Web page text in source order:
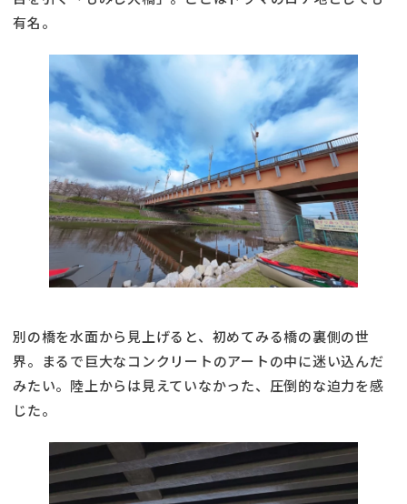
有名。
別の橋を水面から見上げると、初めてみる橋の裏側の世
界。まるで巨大なコンクリートのアートの中に迷い込んだ
みたい。陸上からは見えていなかった、圧倒的な迫力を感
じた。